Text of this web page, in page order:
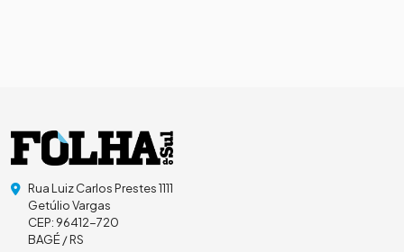
Rua Luiz Carlos Prestes 1111
Getúlio Vargas
CEP: 96412-720
BAGÉ / RS